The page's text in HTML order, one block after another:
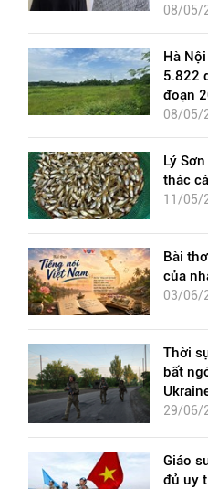
08/05/
Hà
5.822
đoạn
08/05/
Lý
thác
11/05/
Bài
của
03/06/
Thời
bất
29/06/
Giáo
đủ uy